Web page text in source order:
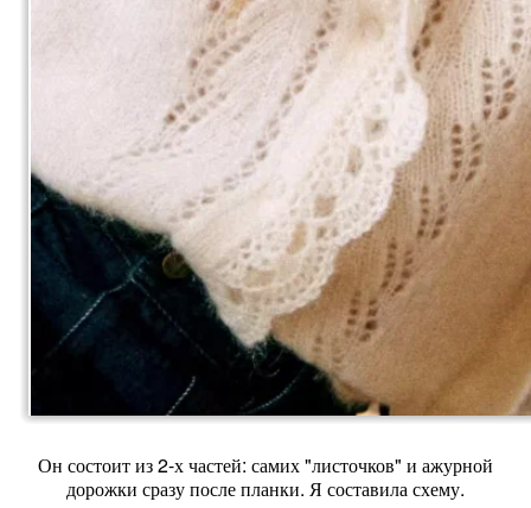
Он состоит из 2-х частей: самих "листочков" и ажурной
дорожки сразу после планки. Я составила схему.